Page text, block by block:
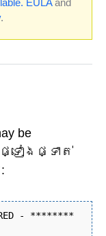
EULAand
.
be
ទៀងផ្ទាត់
- ********